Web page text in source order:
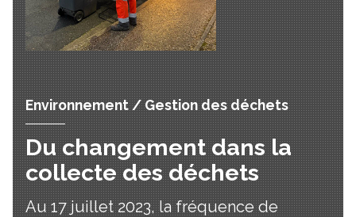
Environnement / Gestion des déchets
Du changement dans la
collecte des déchets
Au 17 juillet 2023, la fréquence de